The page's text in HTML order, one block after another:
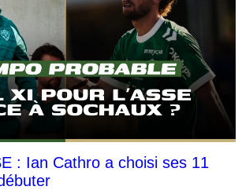
: Ian Cathro a choisi ses 11